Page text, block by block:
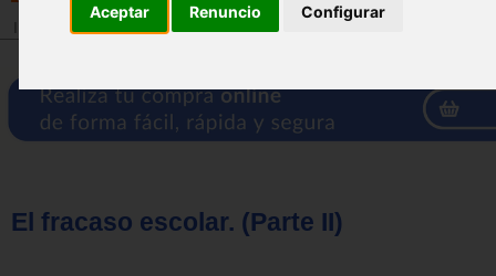
Aceptar Renuncio Configurar
Revista
El fracaso escolar. (Parte II)